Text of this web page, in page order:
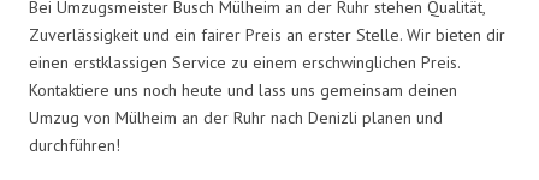
Bei Umzugsmeister Busch Mülheim an der Ruhr stehen Qualität,
Zuverlässigkeit und ein fairer Preis an erster Stelle. Wir bieten dir
einen erstklassigen Service zu einem erschwinglichen Preis.
Kontaktiere uns noch heute und lass uns gemeinsam deinen
Umzug von Mülheim an der Ruhr nach Denizli planen und
durchführen!